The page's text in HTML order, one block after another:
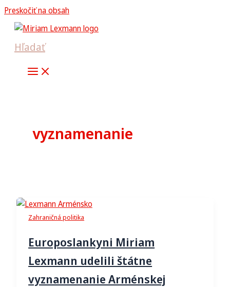
Preskočiť na obsah
Hľadať
vyznamenanie
Zahraničná politika
Europoslankyni Miriam
Lexmann udelili štátne
vyznamenanie Arménskej